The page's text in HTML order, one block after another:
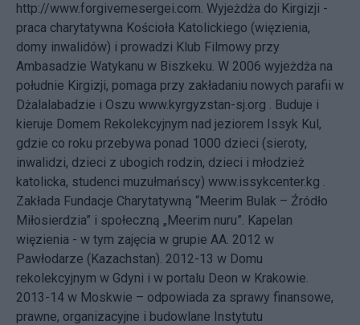
http://www.forgivemesergei.com. Wyjeżdża do Kirgizji -
praca charytatywna Kościoła Katolickiego (więzienia,
domy inwalidów) i prowadzi Klub Filmowy przy
Ambasadzie Watykanu w Biszkeku. W 2006 wyjeżdża na
południe Kirgizji, pomaga przy zakładaniu nowych parafii w
Dżalalabadzie i Oszu www.kyrgyzstan-sj.org . Buduje i
kieruje Domem Rekolekcyjnym nad jeziorem Issyk Kul,
gdzie co roku przebywa ponad 1000 dzieci (sieroty,
inwalidzi, dzieci z ubogich rodzin, dzieci i młodzież
katolicka, studenci muzułmańscy) www.issykcenter.kg .
Zakłada Fundacje Charytatywną “Meerim Bulak – Źródło
Miłosierdzia” i społeczną „Meerim nuru”. Kapelan
więzienia - w tym zajęcia w grupie AA. 2012 w
Pawłodarze (Kazachstan). 2012-13 w Domu
rekolekcyjnym w Gdyni i w portalu Deon w Krakowie.
2013-14 w Moskwie – odpowiada za sprawy finansowe,
prawne, organizacyjne i budowlane Instytutu